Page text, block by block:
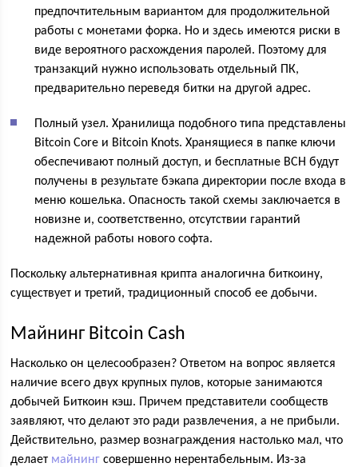
предпочтительным вариантом для продолжительной
работы с монетами форка. Но и здесь имеются риски в
виде вероятного расхождения паролей. Поэтому для
транзакций нужно использовать отдельный ПК,
предварительно переведя битки на другой адрес.
Полный узел. Хранилища подобного типа представлены
Bitcoin Core и Bitcoin Knots. Хранящиеся в папке ключи
обеспечивают полный доступ, и бесплатные BCH будут
получены в результате бэкапа директории после входа в
меню кошелька. Опасность такой схемы заключается в
новизне и, соответственно, отсутствии гарантий
надежной работы нового софта.
Поскольку альтернативная крипта аналогична биткоину,
существует и третий, традиционный способ ее добычи.
Майнинг Bitcoin Cash
Насколько он целесообразен? Ответом на вопрос является
наличие всего двух крупных пулов, которые занимаются
добычей Биткоин кэш. Причем представители сообществ
заявляют, что делают это ради развлечения, а не прибыли.
Действительно, размер вознаграждения настолько мал, что
делает майнинг совершенно нерентабельным. Из-за